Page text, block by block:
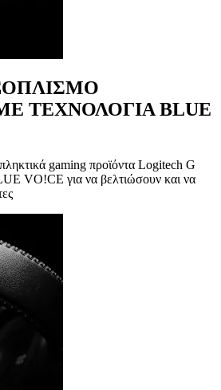
ΤΕΧΝΟΛΟΓΙΑ BLUE
gaming προϊόντα Logitech G
VO!CE για να βελτιώσουν και να